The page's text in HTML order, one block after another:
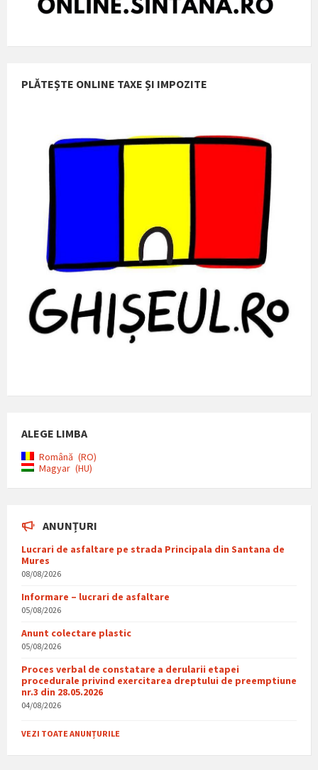
PLĂTEȘTE ONLINE TAXE ȘI IMPOZITE
ALEGE LIMBA
Română
RO
Magyar
HU
ANUNȚURI
Lucrari de asfaltare pe strada Principala din Santana de
Mures
08/08/2026
Informare – lucrari de asfaltare
05/08/2026
Anunt colectare plastic
05/08/2026
Proces verbal de constatare a derularii etapei
procedurale privind exercitarea dreptului de preemptiune
nr.3 din 28.05.2026
04/08/2026
VEZI TOATE ANUNȚURILE